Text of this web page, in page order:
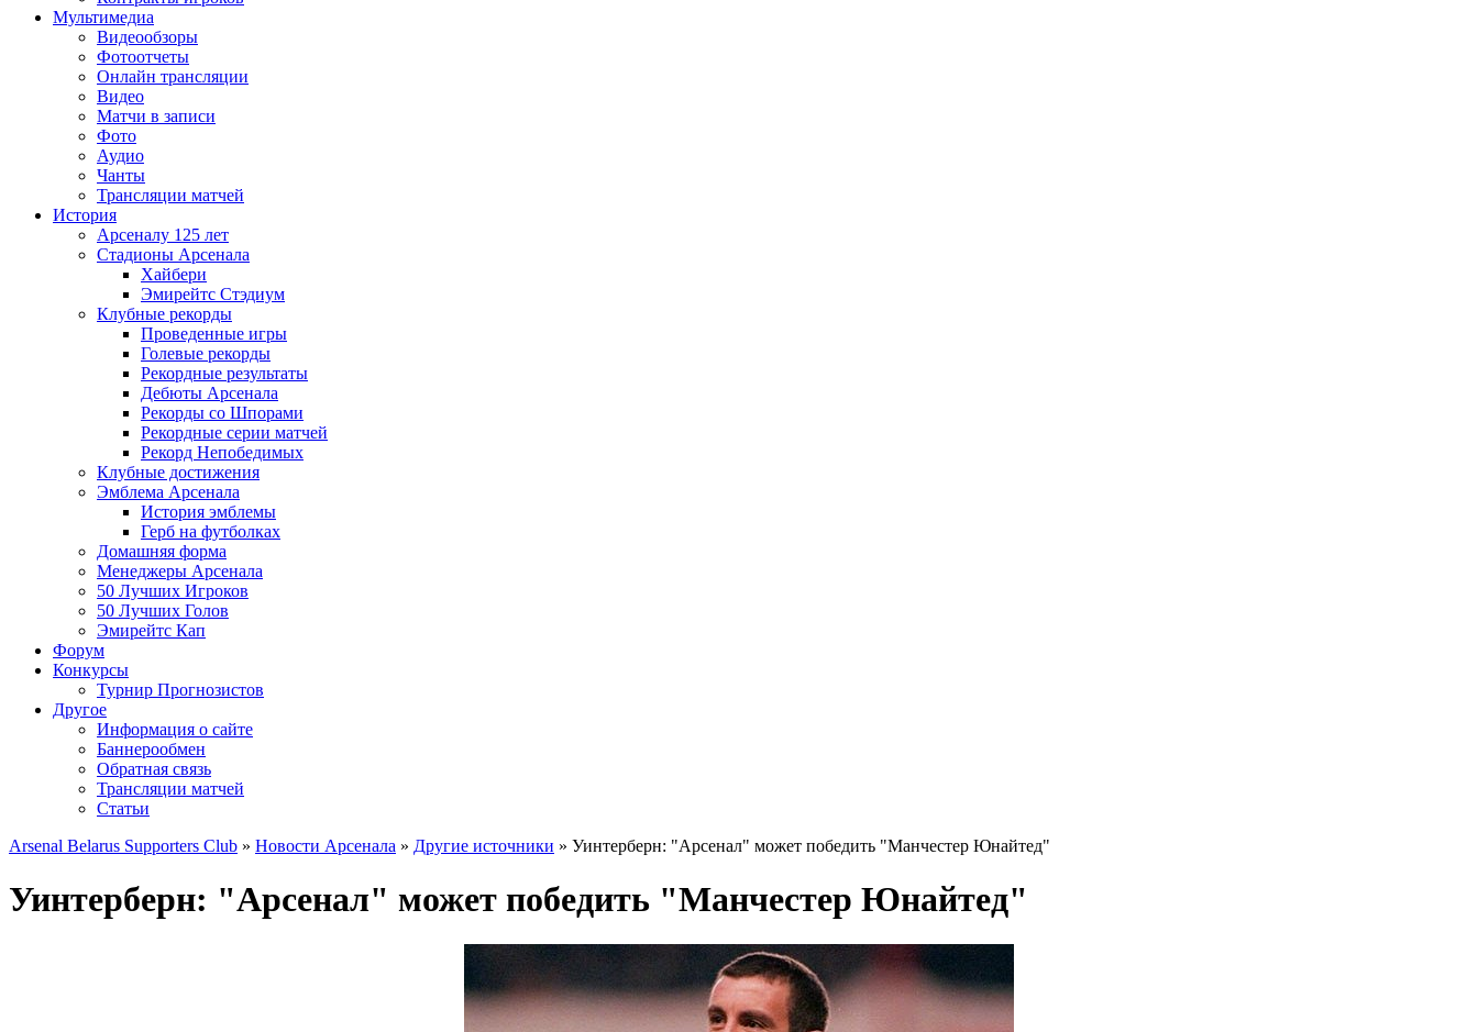
Мультимедиа
Видеообзоры
Фотоотчеты
Онлайн трансляции
Видео
Матчи в записи
Фото
Аудио
Чанты
Трансляции матчей
История
Арсеналу 125 лет
Стадионы Арсенала
Хайбери
Эмирейтс Стэдиум
Клубные рекорды
Проведенные игры
Голевые рекорды
Рекордные результаты
Дебюты Арсенала
Рекорды со Шпорами
Рекордные серии матчей
Рекорд Непобедимых
Клубные достижения
Эмблема Арсенала
История эмблемы
Герб на футболках
Домашняя форма
Менеджеры Арсенала
50 Лучших Игроков
50 Лучших Голов
Эмирейтс Кап
Форум
Конкурсы
Турнир Прогнозистов
Другое
Информация о сайте
Баннерообмен
Обратная связь
Трансляции матчей
Статьи
Arsenal Belarus Supporters Club » Новости Арсенала » Другие источники » Уинтерберн: "Арсенал" может победить "Манчестер Юнайтед"
Уинтерберн: "Арсенал" может победить "Манчестер Юнайтед"